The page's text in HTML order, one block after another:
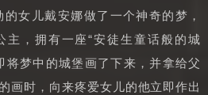
女儿戴安娜做了一个神奇的梦，
主，拥有一座“安徒生童话般的城
将梦中的城堡画了下来，并拿给父
画时，向来疼爱女儿的他立即作出